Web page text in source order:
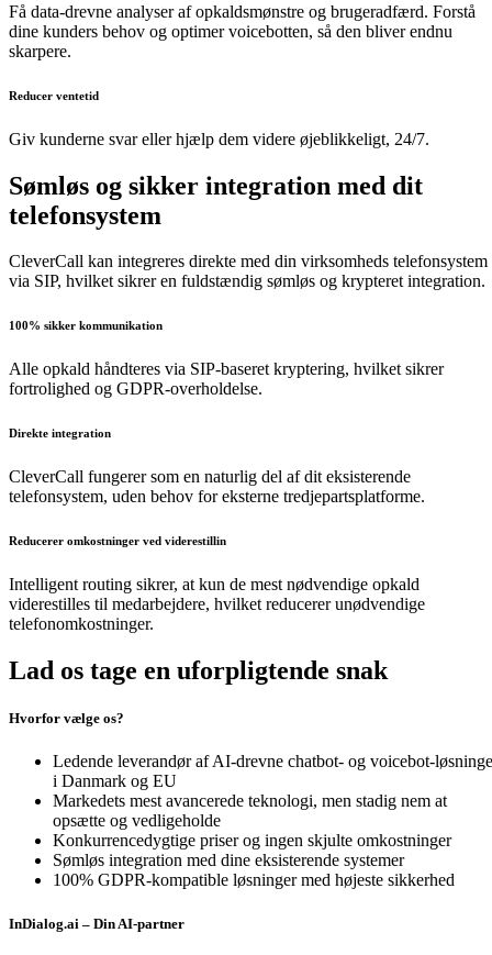
Få data-drevne analyseraf opkaldsmønstre og brugeradfærd. Forstå
dine kunders behov og optimer voicebotten, så den bliver endnu
skarpere.
Reducer ventetid
Giv kunderne svar eller hjælp dem videre øjeblikkeligt, 24/7.
Sømløs og sikker integration med dit
telefonsystem
CleverCall kan integreres direkte med din virksomheds telefonsystem
via SIP, hvilket sikrer en fuldstændig sømløs og krypteret integration.
100% sikker kommunikation
Alle opkald håndteres via SIP-baseret kryptering, hvilket sikrer
fortrolighed og GDPR-overholdelse.
Direkte integration
CleverCall fungerer som en naturlig del af dit eksisterende
telefonsystem, uden behov for eksterne tredjepartsplatforme.
Reducerer omkostninger ved viderestillin
Intelligent routing sikrer, at kun de mest nødvendige opkald
viderestilles til medarbejdere, hvilket reducererunødvendige
telefonomkostninger.
Lad os tage en uforpligtende snak
Hvorfor vælge os?
Ledende leverandør af AI-drevne chatbot- og voicebot-
i Danmark og EU
Markedets mest avancerede teknologi, men stadig nem at
opsætte og vedligeholde
Konkurrencedygtige priser og ingen skjulte omkostninger
Sømløs integration med dine eksisterende systemer
100% GDPR-kompatible løsninger med højeste sikkerhed
InDialog.ai – Din AI-partner